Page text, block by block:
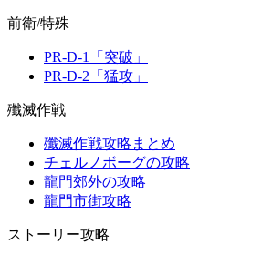
前衛/特殊
PR-D-1「突破」
PR-D-2「猛攻」
殲滅作戦
殲滅作戦攻略まとめ
チェルノボーグの攻略
龍門郊外の攻略
龍門市街攻略
ストーリー攻略